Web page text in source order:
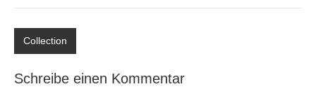
Collection
Schreibe einen Kommentar